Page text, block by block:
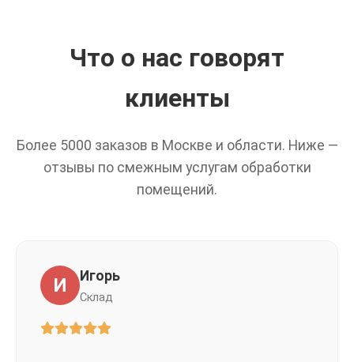
Что о нас говорят
клиенты
Более 5000 заказов в Москве и области. Ниже —
отзывы по смежным услугам обработки
помещений.
И Игорь
Склад